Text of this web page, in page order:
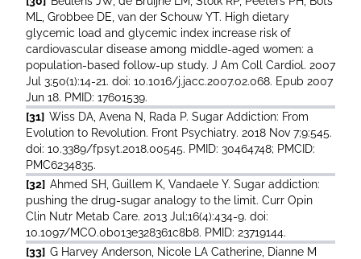
ML, Grobbee DE, van der Schouw YT. High dietary
glycemic load and glycemic index increase risk of
cardiovascular disease among middle-aged women: a
population-based follow-up study. J Am Coll Cardiol. 2007
Jul 3;50(1):14-21. doi: 10.1016/j.jacc.2007.02.068. Epub 2007
Jun 18. PMID: 17601539.
[31] Wiss DA, Avena N, Rada P. Sugar Addiction: From
Evolution to Revolution. Front Psychiatry. 2018 Nov 7;9:545.
doi: 10.3389/fpsyt.2018.00545. PMID: 30464748; PMCID:
PMC6234835.
[32] Ahmed SH, Guillem K, Vandaele Y. Sugar addiction:
pushing the drug-sugar analogy to the limit. Curr Opin
Clin Nutr Metab Care. 2013 Jul;16(4):434-9. doi:
10.1097/MCO.0b013e328361c8b8. PMID: 23719144.
[33] G Harvey Anderson, Nicole LA Catherine, Dianne M